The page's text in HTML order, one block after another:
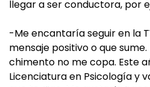
llegar a ser conductora, por
-Me encantaría seguir en la
mensaje positivo o que
chimento no me copa. Este
Licenciatura en Psicología y